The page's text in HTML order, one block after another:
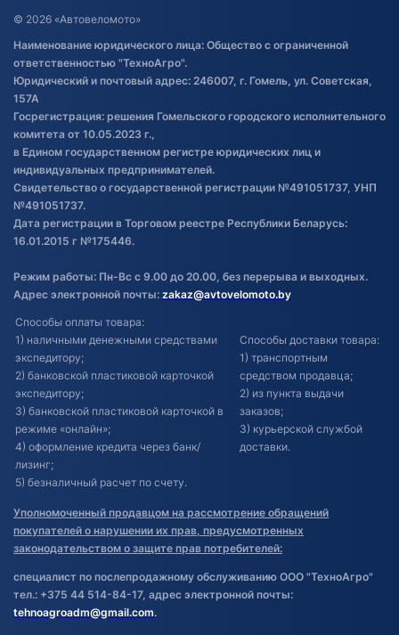
Договор публичной оферты
Обработка файлов cookie
Постановка транспорта на учет
Обновления в ЭПТС 2024
© 2026 «Автовеломото»
Наименование юридического лица: Общество с ограниченной
ответственностью "ТехноАгро".
Юридический и почтовый адрес: 246007, г. Гомель, ул. Советская,
157А
Госрегистрация: решения Гомельского городского исполнительного
комитета от 10.05.2023 г.,
в Едином государственном регистре юридических лиц и
индивидуальных предпринимателей.
Свидетельство о государственной регистрации №491051737, УНП
№491051737.
Дата регистрации в Торговом реестре Республики Беларусь:
16.01.2015 г №175446.
Режим работы: Пн-Вс с 9.00 до 20.00, без перерыва и выходных.
Адрес электронной почты: zakaz@avtovelomoto.by
Способы оплаты товара:
1) наличными денежными средствами
экспедитору;
2) банковской пластиковой карточкой
экспедитору;
3) банковской пластиковой карточкой в
режиме «онлайн»;
4) оформление кредита через банк/
лизинг;
5) безналичный расчет по счету.
Способы доставки товара:
1) транспортным
средством продавца;
2) из пункта выдачи
заказов;
3) курьерской службой
доставки.
Уполномоченный продавцом на рассмотрение обращений
покупателей о нарушении их прав, предусмотренных
законодательством о защите прав потребителей:
специалист по послепродажному обслуживанию ООО "ТехноАгро"
тел.: +375 44 514-84-17, адрес электронной почты:
tehnoagroadm@gmail.com.